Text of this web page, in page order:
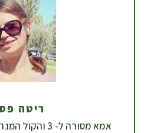
ריטה
אמא מסורה ל- 3 והקול המנחה של אתר נוטרי-מאיה